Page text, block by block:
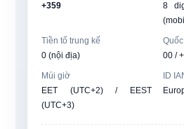
+359
8
Tiền tố trung kế
0 (nội địa)
00 /
Múi giờ
EET (UTC+2) / EEST
(UTC+3)
ID